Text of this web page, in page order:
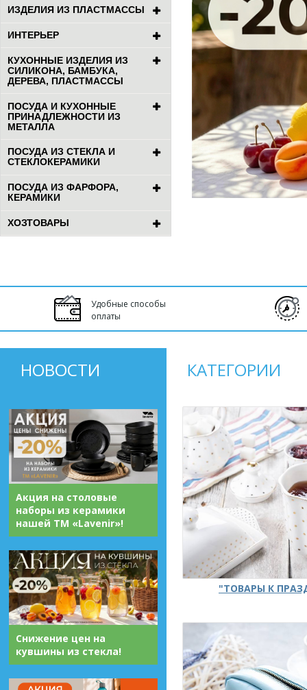
ИЗДЕЛИЯ ИЗ ПЛАСТМАССЫ
ИНТЕРЬЕР
КУХОННЫЕ ИЗДЕЛИЯ ИЗ
СИЛИКОНА, БАМБУКА,
ДЕРЕВА, ПЛАСТМАССЫ
ПОСУДА И КУХОННЫЕ
ПРИНАДЛЕЖНОСТИ ИЗ
МЕТАЛЛА
ПОСУДА ИЗ СТЕКЛА И
СТЕКЛОКЕРАМИКИ
ПОСУДА ИЗ ФАРФОРА,
КЕРАМИКИ
ХОЗТОВАРЫ
Удобные способы
оплаты
НОВОСТИ
Акция на столовые
наборы из керамики
нашей ТМ «Lavenir»!
Снижение цен на
кувшины из стекла!
КАТЕГОРИИ
"ТОВАРЫ К